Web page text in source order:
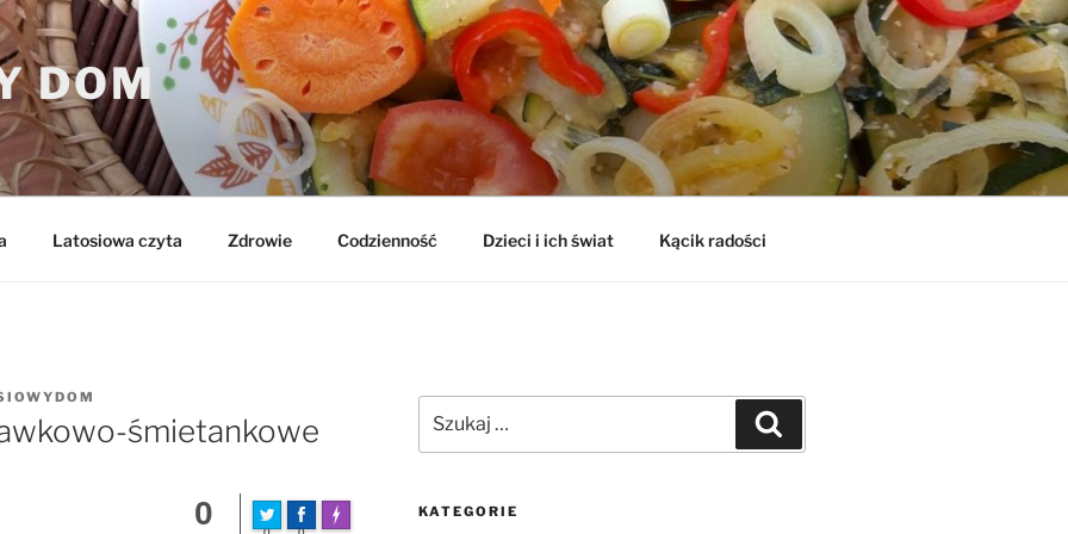
DOM
Latosiowa czyta Zdrowie Codzienność Dzieci i ich świat Kącik radości
śmietankowe
0 Made with
KATEGORIE